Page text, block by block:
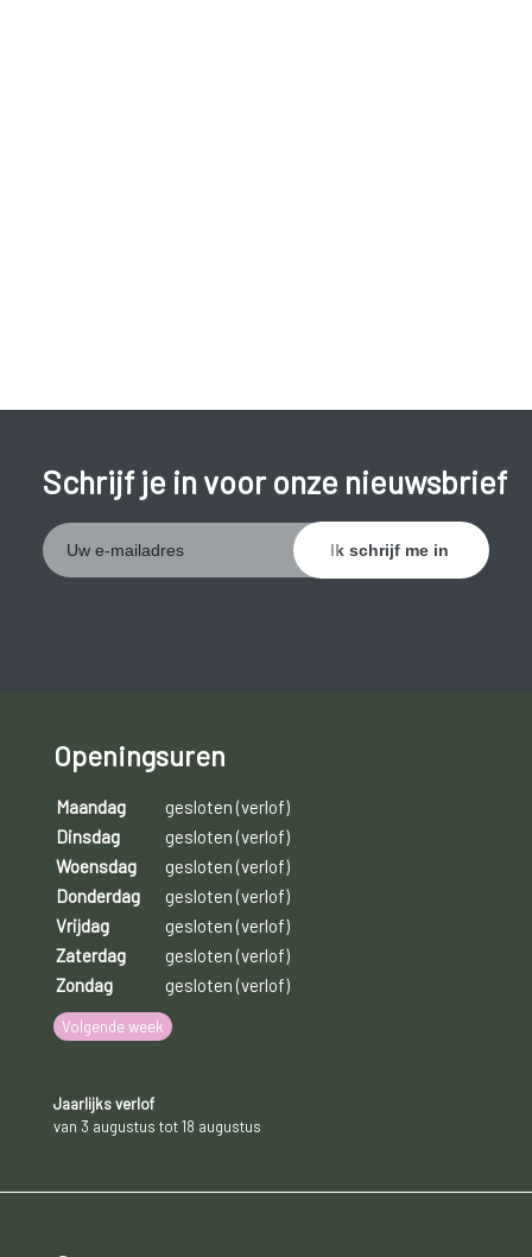
Schrijf je in voor onze nieuwsbrief
Openingsuren
Maandag
gesloten (verlof)
Dinsdag
gesloten (verlof)
Woensdag
gesloten (verlof)
Donderdag
gesloten (verlof)
Vrijdag
gesloten (verlof)
Zaterdag
gesloten (verlof)
Zondag
gesloten (verlof)
Volgende week
Jaarlijks verlof
van 3 augustus tot 18 augustus